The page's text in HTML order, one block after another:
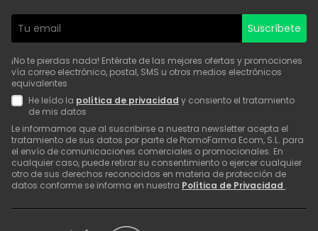
Suscríbete
¡No te pierdas nada! Entérate de las mejores ofertas y promociones
vía correo electrónico, postal, SMS u otros medios electrónicos
equivalentes
He leído la política de privacidad y consiento el tratamiento
de mis datos
Le informamos que al suscribirse a nuestra newsletter acepta el
tratamiento de sus datos por parte de PromoFarma Ecom, S.L. para
el envío de comunicaciones comerciales o promocionales. En
cualquier caso, puede retirar su consentimiento o ejercer cualquier
otro de sus derechos reconocidos en materia de protección de
datos conforme se informa en nuestra Política de Privacidad .